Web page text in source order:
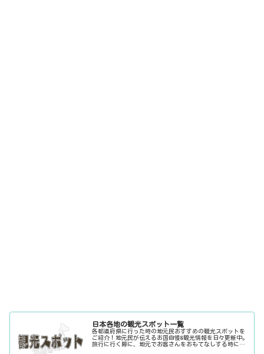
日本各地の観光スポット一覧
各都道府県に行った時の地元民おすすめの観光スポットを
ご紹介！地元民が伝えるお国自慢&観光情報を日々更新中。
旅行に行く際に、地元でお客さんをおもてなしする時に、